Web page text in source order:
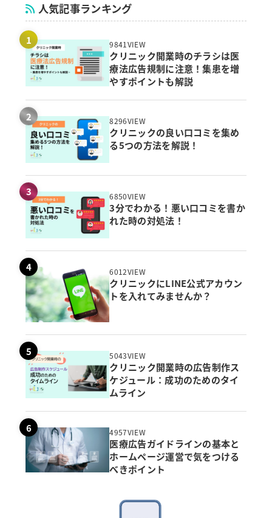
人気記事ランキング
9841VIEW
クリニック開業時のチラシは医
療法広告規制に注意！集患を増
やすポイントも解説
8296VIEW
クリニックの良い口コミを集め
る5つの方法を解説！
6850VIEW
3分でわかる！悪い口コミを書か
れた時の対処法！
6012VIEW
クリニックにLINE公式アカウン
トを入れてみませんか？
5043VIEW
クリニック開業時の広告制作ス
ケジュール：成功のためのタイ
ムライン
4957VIEW
医療広告ガイドラインの基本と
ホームページ運営で気をつける
べきポイント